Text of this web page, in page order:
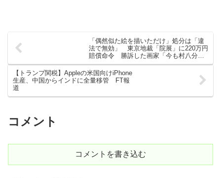
「偶然似た絵を描いただけ」処分は「違
法で無効」 東京地裁「院展」に220万円
賠償命令 勝訴した画家「今も村八分状
態が続いています」
【トランプ関税】Appleの米国向けiPhone
生産、中国からインドに全量移管 FT報
道
コメント
コメントを書き込む